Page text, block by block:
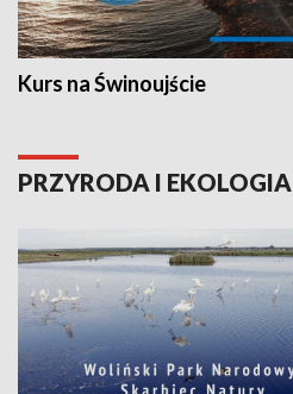
Kurs na Świnoujście
PRZYRODA I EKOLOGIA